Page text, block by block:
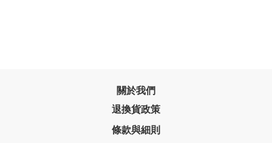
關於我們
退換貨政策
條款與細則